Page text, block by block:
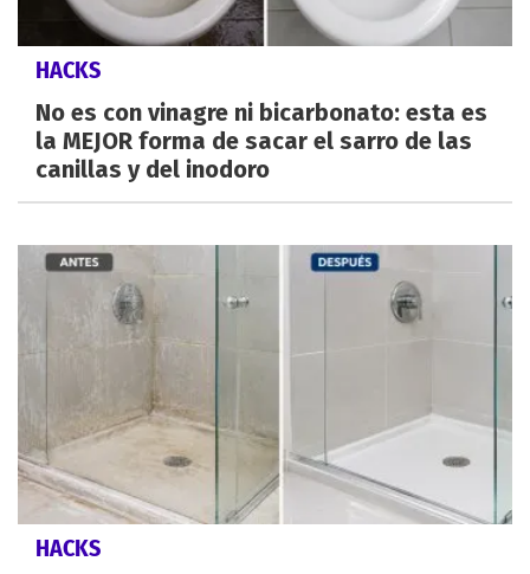
HACKS
No es con vinagre ni bicarbonato: esta es
la MEJOR forma de sacar el sarro de las
canillas y del inodoro
HACKS